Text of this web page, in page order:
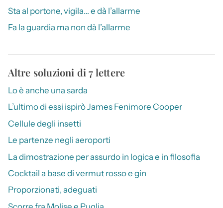
Sta al portone, vigila… e dà l’allarme
Fa la guardia ma non dà l’allarme
Altre soluzioni di 7 lettere
Lo è anche una sarda
L’ultimo di essi ispirò James Fenimore Cooper
Cellule degli insetti
Le partenze negli aeroporti
La dimostrazione per assurdo in logica e in filosofia
Cocktail a base di vermut rosso e gin
Proporzionati, adeguati